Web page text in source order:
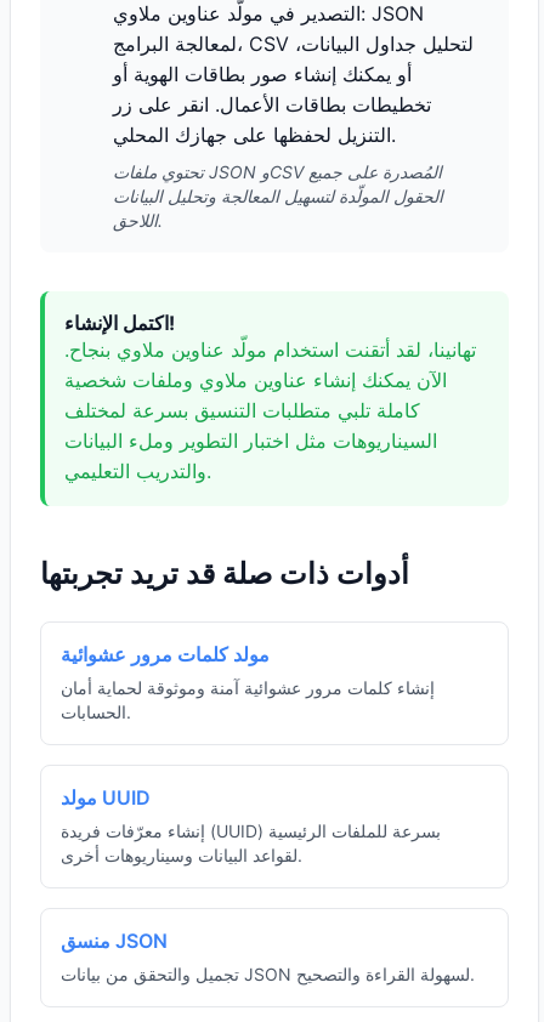
التصدير في مولّد عناوين ملاوي: JSON
لمعالجة البرامج، CSV لتحليل جداول البيانات،
أو يمكنك إنشاء صور بطاقات الهوية أو
تخطيطات بطاقات الأعمال. انقر على زر
التنزيل لحفظها على جهازك المحلي.
تحتوي ملفات JSON وCSV المُصدرة على جميع
الحقول المولّدة لتسهيل المعالجة وتحليل البيانات
اللاحق.
اكتمل الإنشاء!
تهانينا، لقد أتقنت استخدام مولّد عناوين ملاوي بنجاح.
الآن يمكنك إنشاء عناوين ملاوي وملفات شخصية
كاملة تلبي متطلبات التنسيق بسرعة لمختلف
السيناريوهات مثل اختبار التطوير وملء البيانات
والتدريب التعليمي.
أدوات ذات صلة قد تريد تجربتها
مولد كلمات مرور عشوائية
إنشاء كلمات مرور عشوائية آمنة وموثوقة لحماية أمان
الحسابات.
مولد UUID
إنشاء معرّفات فريدة (UUID) بسرعة للملفات الرئيسية
لقواعد البيانات وسيناريوهات أخرى.
منسق JSON
تجميل والتحقق من بيانات JSON لسهولة القراءة والتصحيح.